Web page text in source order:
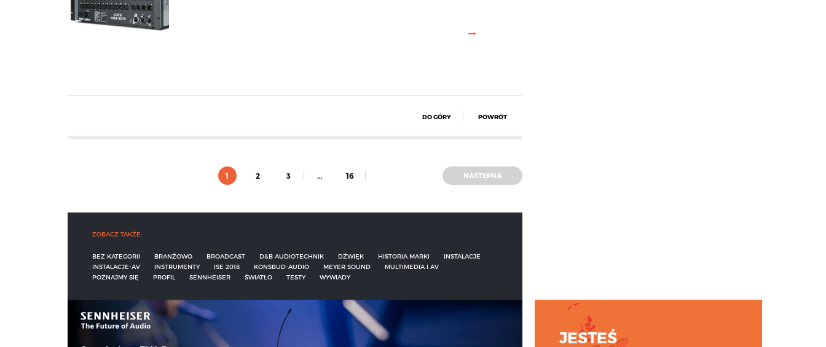
DO GÓRY POWRÓT
1 2 3 … 16 NASTĘPNA
ZOBACZ TAKŻE:
BEZ KATEGORII BRANŻOWO BROADCAST D&B AUDIOTECHNIK DŹWIĘK HISTORIA MARKI
INSTALACJE
INSTALACJE-AV
INSTRUMENTY ISE 2018 KONSBUD-AUDIO MEYER SOUND
MULTIMEDIA I AV
POZNAJMY SIĘ
PROFIL SENNHEISER ŚWIATŁO TESTY WYWIADY
JESTEŚ